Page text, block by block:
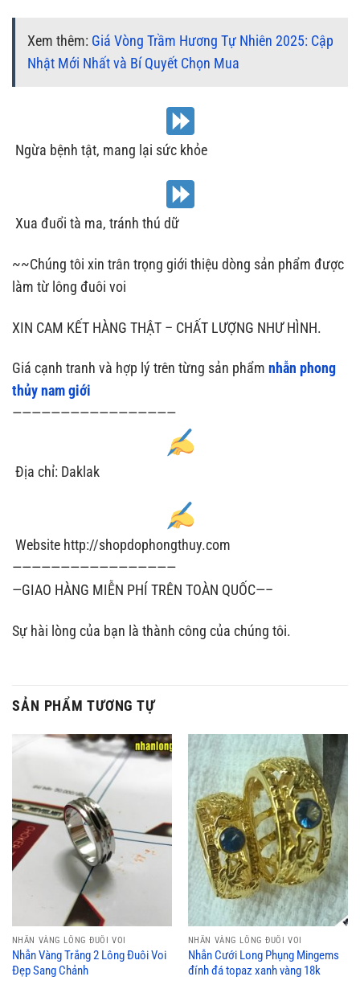
Xem thêm: Giá Vòng Trầm Hương Tự Nhiên 2025: Cập
Nhật Mới Nhất và Bí Quyết Chọn Mua
Ngừa bệnh tật, mang lại sức khỏe
Xua đuổi tà ma, tránh thú dữ
~~Chúng tôi xin trân trọng giới thiệu dòng sản phẩm được
làm từ lông đuôi voi
XIN CAM KẾT HÀNG THẬT – CHẤT LƯỢNG NHƯ HÌNH.
Giá cạnh tranh và hợp lý trên từng sản phẩm nhẫn phong
thủy nam giới
—————————————————
Địa chỉ: Daklak
Website http://shopdophongthuy.com
—————————————————
—GIAO HÀNG MIỄN PHÍ TRÊN TOÀN QUỐC—–
Sự hài lòng của bạn là thành công của chúng tôi.
SẢN PHẨM TƯƠNG TỰ
NHẪN VÀNG LÔNG ĐUÔI VOI
Nhẫn Vàng Trắng 2 Lông Đuôi Voi
Đẹp Sang Chảnh
NHẪN VÀNG LÔNG ĐUÔI VOI
Nhẫn Cưới Long Phụng Mingems
đính đá topaz xanh vàng 18k